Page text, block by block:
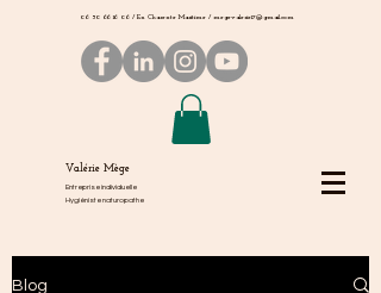
06 50 66 16 06 / En Charente Maritime / megevalerie17@gmail.com
Valérie Mège
Entreprise individuelle
Hygiéniste naturopathe
Blog